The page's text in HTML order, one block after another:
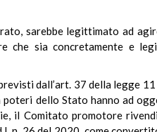
sarebbe legittimato ad
sia concretamente e
dall’art. 37 della legge 11
dello Stato hanno ad
il Comitato promotore